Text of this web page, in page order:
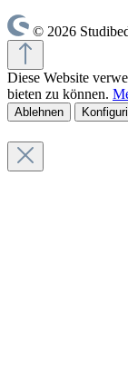
© 2026
Diese Website
bieten zu können.
Ablehnen